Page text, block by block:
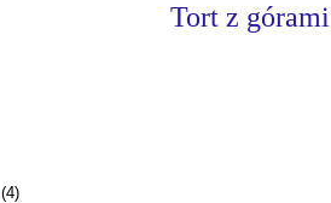
Tort z
(4)